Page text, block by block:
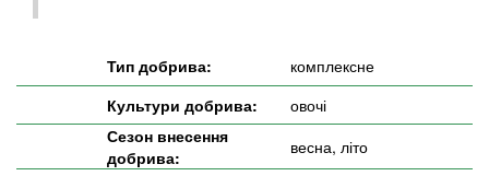
Тип добрива:
комплексне
Культури добрива:
овочі
Сезон внесення
добрива:
весна, літо